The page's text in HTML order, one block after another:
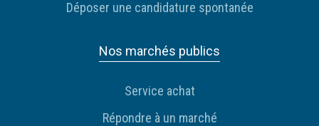
Déposer une candidature spontanée
Nos marchés publics
Service achat
Répondre à un marché